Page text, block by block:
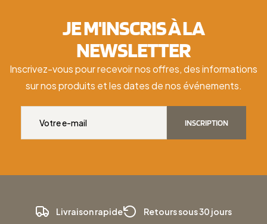
JE M'INSCRIS À LA
NEWSLETTER
Inscrivez-vous pour recevoir nos offres, des informations
sur nos produits et les dates de nos événements.
INSCRIPTION
Livraison rapide Retours sous 30 jours